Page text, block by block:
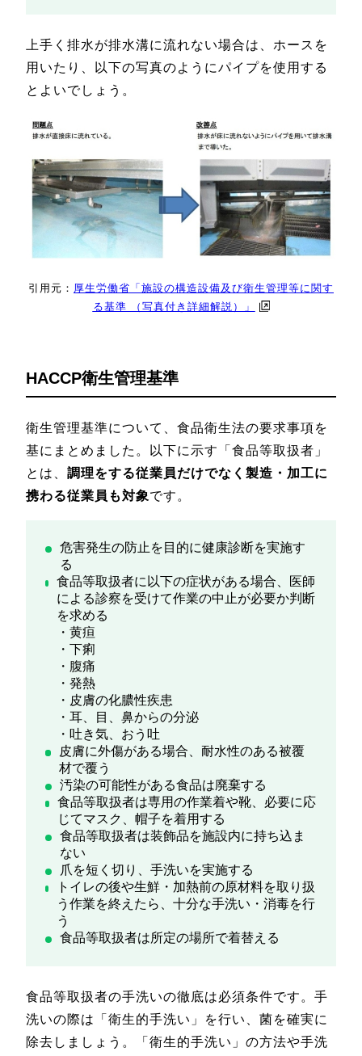
上手く排水が排水溝に流れない場合は、ホースを
用いたり、以下の写真のようにパイプを使用する
とよいでしょう。
引用元： 厚生労働省「施設の構造設備及び衛生管理等に関す
る基準 （写真付き詳細解説）」
HACCP衛生管理基準
衛生管理基準について、食品衛生法の要求事項を
基にまとめました。以下に示す「食品等取扱者」
とは、 調理をする従業員だけでなく製造・加工に
携わる従業員も対象です。
危害発生の防止を目的に健康診断を実施す
る
食品等取扱者に以下の症状がある場合、医師
による診察を受けて作業の中止が必要か判断
を求める
・黄疸
・下痢
・腹痛
・発熱
・皮膚の化膿性疾患
・耳、目、鼻からの分泌
・吐き気、おう吐
皮膚に外傷がある場合、耐水性のある被覆
材で覆う
汚染の可能性がある食品は廃棄する
食品等取扱者は専用の作業着や靴、必要に応
じてマスク、帽子を着用する
食品等取扱者は装飾品を施設内に持ち込ま
ない
爪を短く切り、手洗いを実施する
トイレの後や生鮮・加熱前の原材料を取り扱
う作業を終えたら、十分な手洗い・消毒を行
う
食品等取扱者は所定の場所で着替える
食品等取扱者の手洗いの徹底は必須条件です。手
洗いの際は「衛生的手洗い」を行い、菌を確実に
除去しましょう。「衛生的手洗い」の方法や手洗